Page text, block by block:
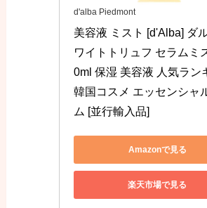
d'alba Piedmont
美容液 ミスト [d'Alba] ダ
ワイトトリュフ セラムミ
0ml 保湿 美容液 人気ラン
韓国コスメ エッセンシャ
ム [並行輸入品]
Amazonで見る
楽天市場で見る